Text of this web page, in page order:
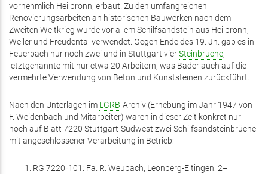
vornehmlich Heilbronn, erbaut. Zu den umfangreichen
Renovierungsarbeiten an historischen Bauwerken nach dem
Zweiten Weltkrieg wurde vor allem Schilfsandstein aus Heilbronn,
Weiler und Freudental verwendet. Gegen Ende des 19. Jh. gab es in
Feuerbach nur noch zwei und in Stuttgart vierSteinbrüche,
letztgenannte mit nur etwa 20 Arbeitern, was Bader auch auf die
vermehrte Verwendung von Beton und Kunststeinen zurückführt.
Nach den Unterlagen im LGRB-Archiv (Erhebung im Jahr 1947 von
F. Weidenbach und Mitarbeiter) waren in dieser Zeit konkret nur
noch auf Blatt 7220 Stuttgart-Südwest zwei Schilfsandsteinbrüche
mit angeschlossener Verarbeitung in Betrieb:
RG 7220‑101: Fa. R. Weubach, Leonberg-Eltingen: 2–